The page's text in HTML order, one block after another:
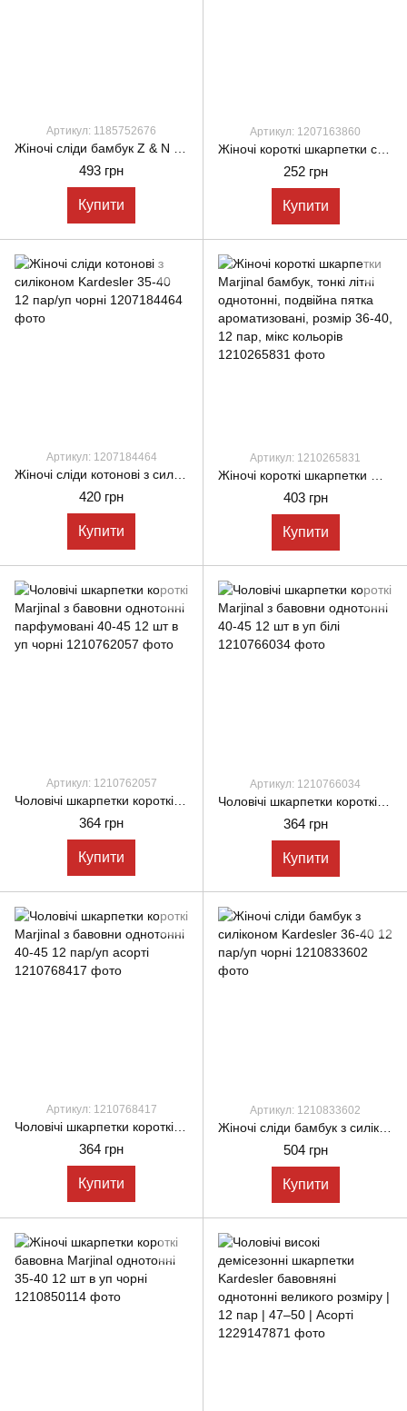
Артикул: 1185752676
493 грн
Купити
Артикул: 1207163860
252 грн
Купити
Артикул: 1207184464
420 грн
Купити
Артикул: 1210265831
403 грн
Купити
Артикул: 1210762057
364 грн
Купити
Артикул: 1210766034
364 грн
Купити
Артикул: 1210768417
364 грн
Купити
Артикул: 1210833602
504 грн
Купити